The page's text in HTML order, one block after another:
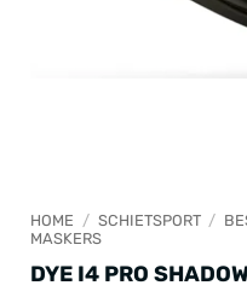
HOME / SCHIETSPORT /
MASKERS
DYE I4 PRO